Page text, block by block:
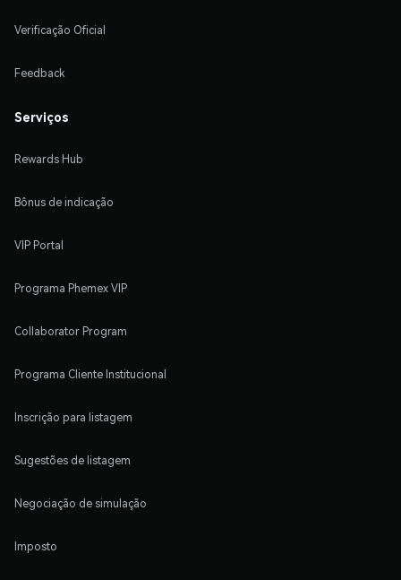
Verificação Oficial
Feedback
Serviços
Rewards Hub
Bônus de indicação
VIP Portal
Programa Phemex VIP
Collaborator Program
Programa Cliente Institucional
Inscrição para listagem
Sugestões de listagem
Negociação de simulação
Imposto